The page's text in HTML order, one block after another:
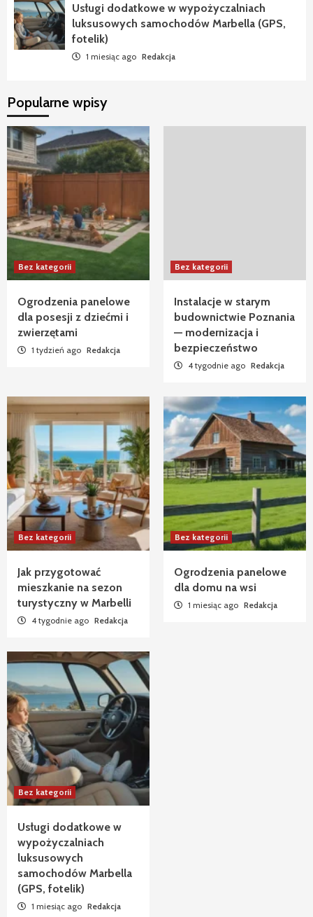
Usługi dodatkowe w wypożyczalniach
luksusowych samochodów Marbella (GPS,
fotelik)
1 miesiąc ago Redakcja
Popularne wpisy
Bez kategorii
Ogrodzenia panelowe
dla posesji z dziećmi i
zwierzętami
1 tydzień ago Redakcja
Bez kategorii
Instalacje w starym
budownictwie Poznania
— modernizacja i
bezpieczeństwo
4 tygodnie ago Redakcja
Bez kategorii
Jak przygotować
mieszkanie na sezon
turystyczny w Marbelli
4 tygodnie ago Redakcja
Bez kategorii
Ogrodzenia panelowe
dla domu na wsi
1 miesiąc ago Redakcja
Bez kategorii
Usługi dodatkowe w
wypożyczalniach
luksusowych
samochodów Marbella
(GPS, fotelik)
1 miesiąc ago Redakcja